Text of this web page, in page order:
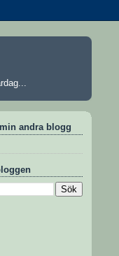
andra blogg